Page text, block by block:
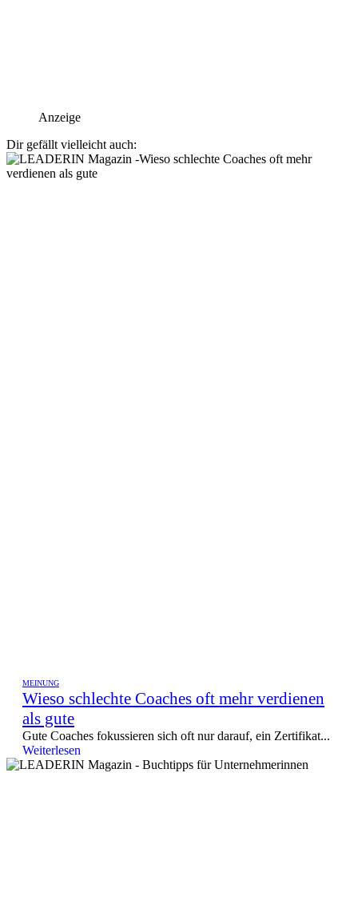
Anzeige
Dir gefällt vielleicht auch:
MEINUNG
Wieso schlechte Coaches oft mehr verdienen
als gute
Gute Coaches fokussieren sich oft nur darauf, ein Zertifikat...
Weiterlesen